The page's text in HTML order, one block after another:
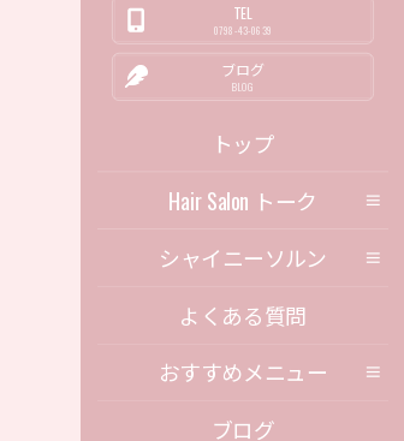
TEL
0798-43-0639
ブログ
BLOG
トップ
Hair Salon トーク
シャイニーソルン
よくある質問
おすすめメニュー
ブログ